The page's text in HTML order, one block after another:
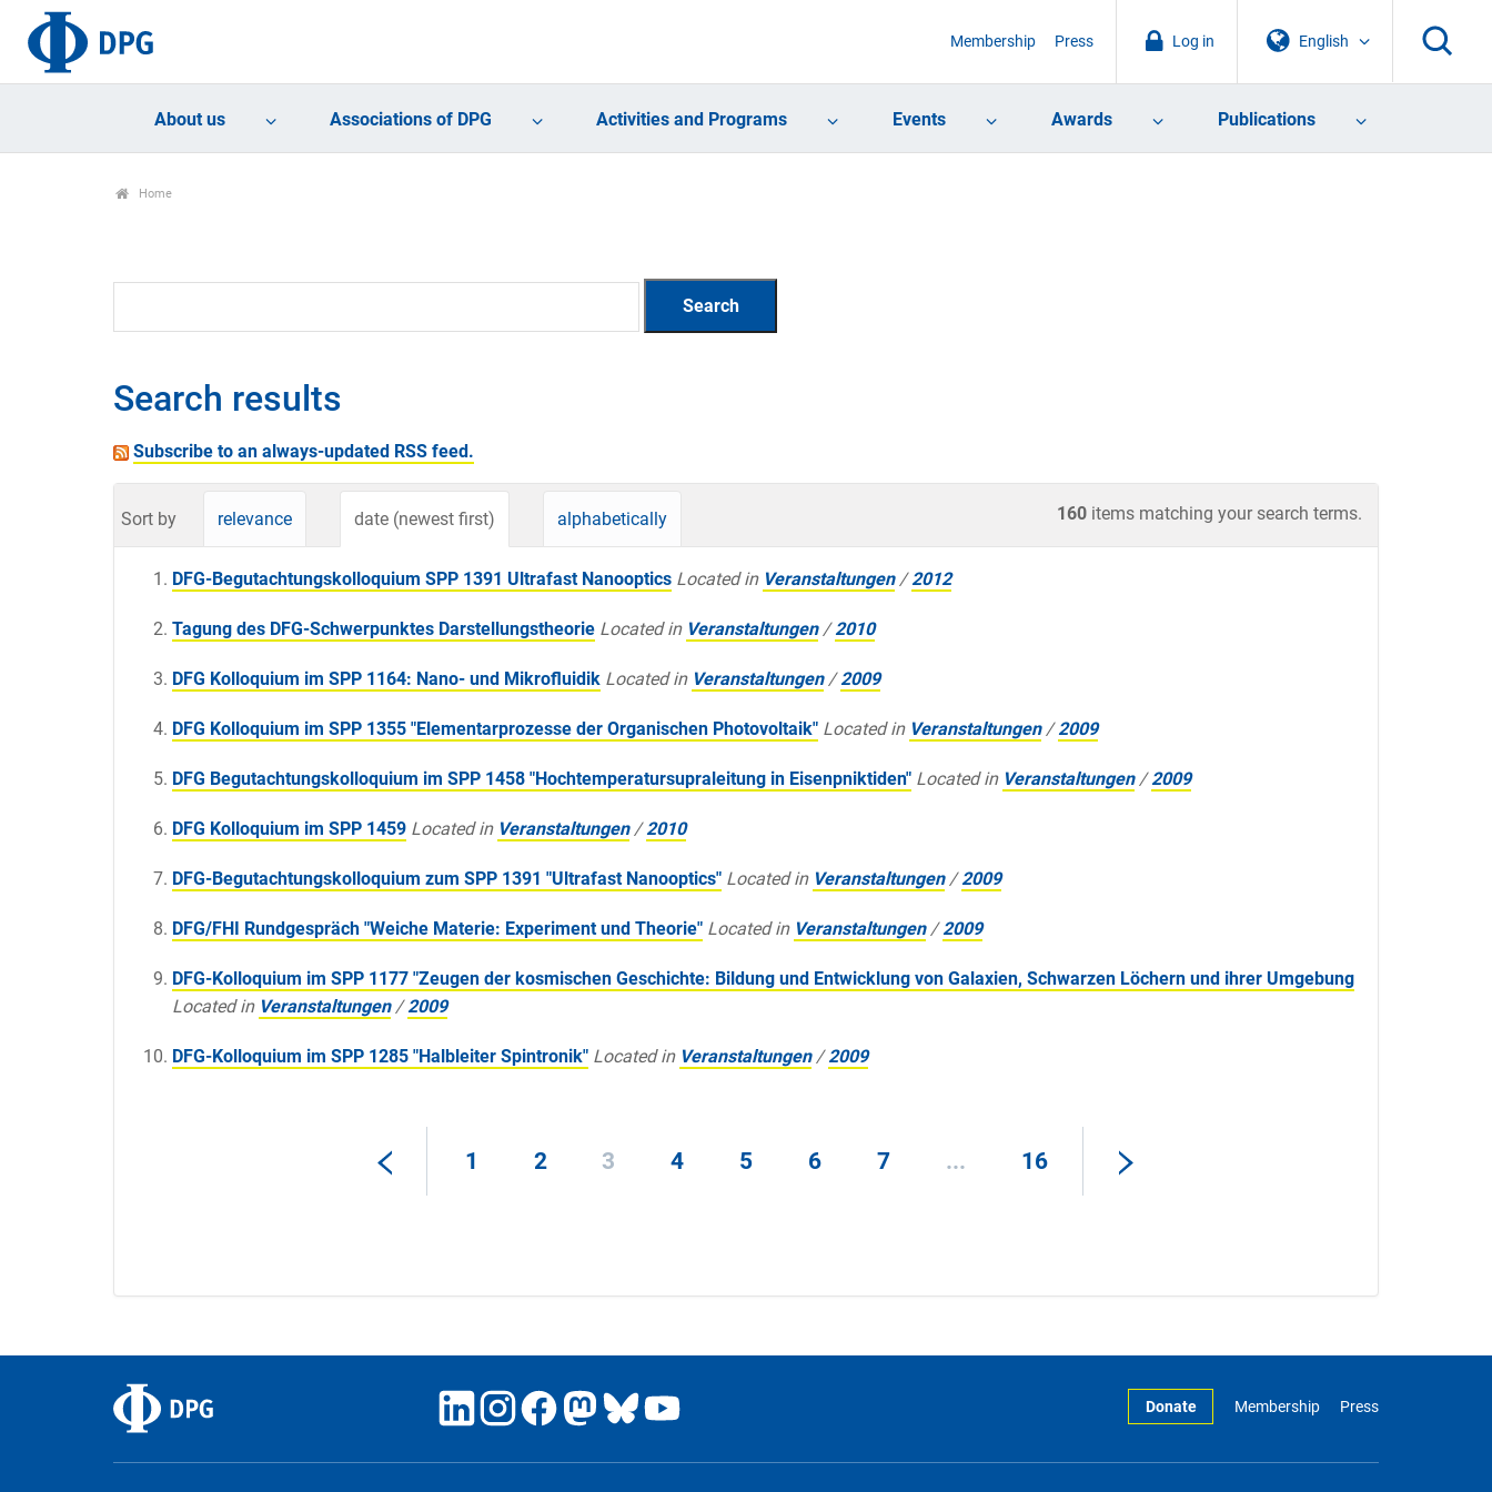
English
Log in
Membership Press
About us Associations of DPG Activities and Programs Events Awards Publications
Home
Search results
Subscribe to an always-updated RSS feed.
160 items matching your search terms.
Sort by relevance date (newest first) alphabetically
DFG-Begutachtungskolloquium SPP 1391 Ultrafast Nanooptics Located in Veranstaltungen /2012
Tagung des DFG-Schwerpunktes Darstellungstheorie Located in Veranstaltungen /2010
DFG Kolloquium im SPP 1164: Nano- und Mikrofluidik Located in Veranstaltungen /2009
DFG Kolloquium im SPP 1355 "Elementarprozesse der Organischen Photovoltaik" Located in Veranstaltungen /2009
DFG Begutachtungskolloquium im SPP 1458 "Hochtemperatursupraleitung in Eisenpniktiden" Located in Veranstaltungen /2009
DFG Kolloquium im SPP 1459 Located in Veranstaltungen /2010
DFG-Begutachtungskolloquium zum SPP 1391 "Ultrafast Nanooptics" Located in Veranstaltungen /2009
DFG/FHI Rundgespräch "Weiche Materie: Experiment und Theorie" Located in Veranstaltungen /2009
DFG-Kolloquium im SPP 1177 "Zeugen der kosmischen Geschichte: Bildung und Entwicklung von Galaxien, Schwarzen Löchern und ihrer Umgebung
Located in Veranstaltungen /2009
DFG-Kolloquium im SPP 1285 "Halbleiter Spintronik" Located in Veranstaltungen /2009
1 2 3 4 5 6 7 ... 16
Donate Membership Press